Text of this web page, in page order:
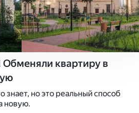
квартиру в
знает, но это реальный способ
новую.